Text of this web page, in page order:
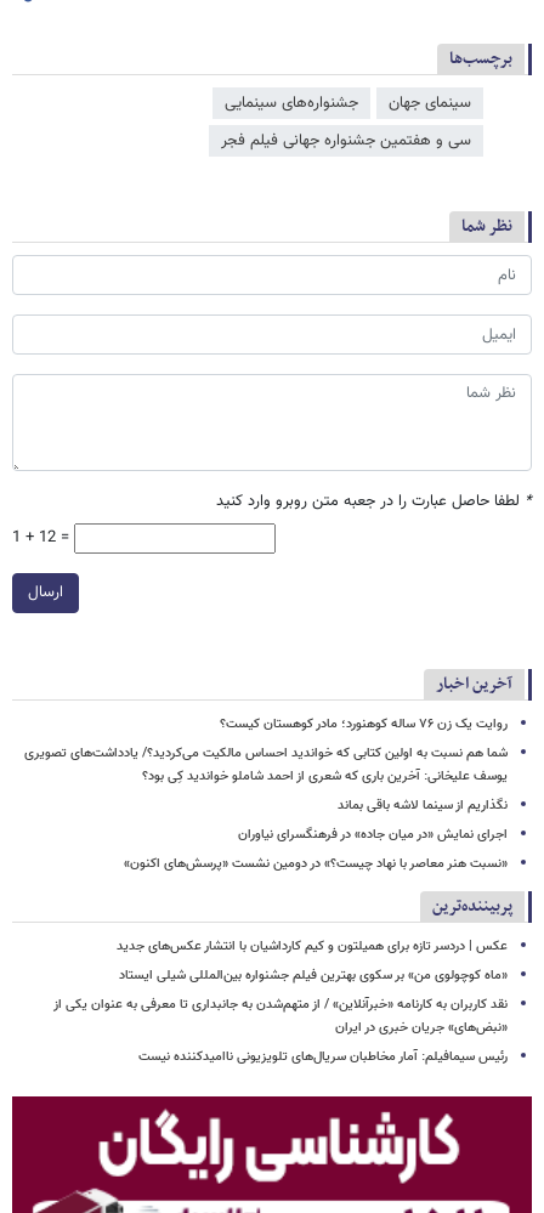
برچسب‌ها
سینمای جهان
جشنواره‌های سینمایی
سی‌ و هفتمین جشنواره جهانی فیلم فجر
نظر شما
* لطفا حاصل عبارت را در جعبه متن روبرو وارد کنید
1 + 12 =
ارسال
آخرین اخبار
روایت یک زن ۷۶ ساله کوهنورد؛ مادر کوهستان کیست؟
شما هم نسبت به اولین کتابی که خواندید احساس مالکیت می‌کردید؟/ یادداشت‌های تصویری
یوسف علیخانی: آخرین باری که شعری از احمد شاملو خواندید کِی بود؟
نگذاریم از سینما لاشه باقی بماند
اجرای نمایش «در میان جاده» در فرهنگسرای نیاوران
«نسبت هنر معاصر با نهاد چیست؟» در دومین نشست «پرسش‌های اکنون»
پربیننده‌ترین
عکس | دردسر تازه برای همیلتون و کیم کارداشیان با انتشار عکس‌های جدید
«ماه کوچولوی من» بر سکوی بهترین فیلم جشنواره بین‌المللی شیلی ایستاد
نقد کاربران به کارنامه «خبرآنلاین» / از متهم‌شدن به جانبداری تا معرفی به عنوان یکی از
«نبض‌های» جریان خبری در ایران
رئیس سیمافیلم: آمار مخاطبان سریال‌های تلویزیونی ناامیدکننده نیست